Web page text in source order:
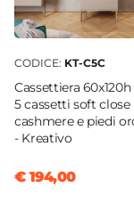
CODICE: KT-C5C
Cassettiera
5 cassetti soft close
cashmere e piedi
- Kreativo
€ 194,00